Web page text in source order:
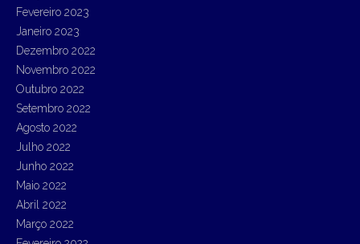
Fevereiro 2023
Janeiro 2023
Dezembro 2022
Novembro 2022
Outubro 2022
Setembro 2022
Agosto 2022
Julho 2022
Junho 2022
Maio 2022
Abril 2022
Março 2022